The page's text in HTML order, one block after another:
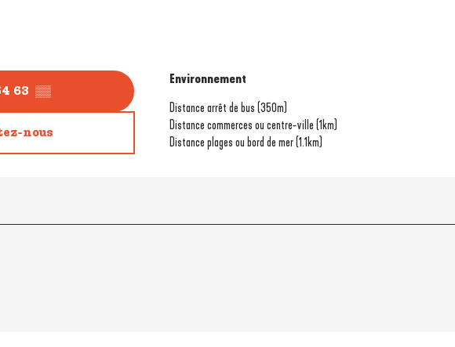
63 ▒▒
nous
Environnement
Environnement
Distance arrêt de bus (350m)
Distance commerces ou centre-ville (1km)
Distance plages ou bord de mer (1.1km)